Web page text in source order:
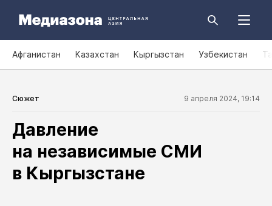
Афганистан Казахстан Кыргызстан Узбекистан
Сюжет 9 апреля 2024, 19:14
Давление
на независимые СМИ
в Кыргызстане